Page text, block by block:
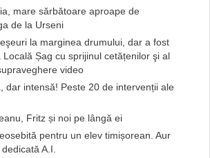
mare sărbătoare aproape de
de la Urseni
la marginea drumului, dar a fost
Locală Șag cu sprijinul cetățenilor şi al
video
dar intensă! Peste 20 de intervenții ale
Fritz și noi pe lângă ei
pentru un elev timișorean. Aur
A.I.